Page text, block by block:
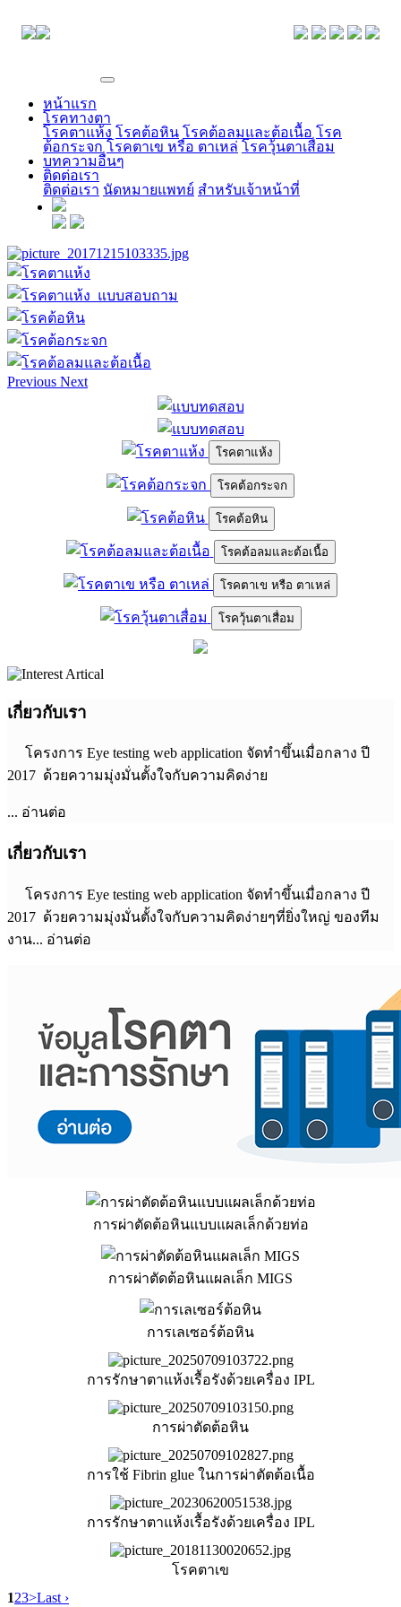
หน้าแรก
โรคทางตา
โรคตาแห้ง โรคต้อหิน โรคต้อลมและต้อเนื้อ โรค
ต้อกระจก โรคตาเข หรือ ตาเหล่ โรควุ้นตาเสื่อม
บทความอื่นๆ
ติดต่อเรา
ติดต่อเรา นัดหมายแพทย์ สำหรับเจ้าหน้าที่
Previous Next
โรคตาแห้ง
โรคต้อกระจก
โรคต้อหิน
โรคต้อลมและต้อเนื้อ
โรคตาเข หรือ ตาเหล่
โรควุ้นตาเสื่อม
เกี่ยวกับเรา
โครงการ Eye testing web application จัดทำขึ้นเมื่อกลาง ปี
2017 ด้วยความมุ่งมั่นตั้งใจกับความคิดง่าย
... อ่านต่อ
เกี่ยวกับเรา
โครงการ Eye testing web application จัดทำขึ้นเมื่อกลาง ปี
2017 ด้วยความมุ่งมั่นตั้งใจกับความคิดง่ายๆที่ยิ่งใหญ่ ของทีม
งาน... อ่านต่อ
การผ่าตัดต้อหินแบบแผลเล็กด้วยท่อ
การผ่าตัดต้อหินแผลเล็ก MIGS
การเลเซอร์ต้อหิน
การรักษาตาแห้งเรื้อรังด้วยเครื่อง IPL
การผ่าตัดต้อหิน
การใช้ Fibrin glue ในการผ่าตัตต้อเนื้อ
การรักษาตาแห้งเรื้อรังด้วยเครื่อง IPL
โรคตาเข
123>Last ›